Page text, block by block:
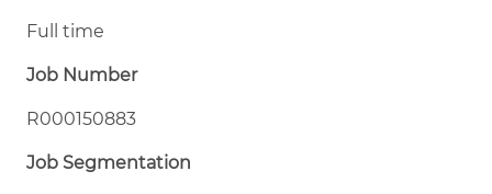
Full time
Job Number
R000150883
Job Segmentation